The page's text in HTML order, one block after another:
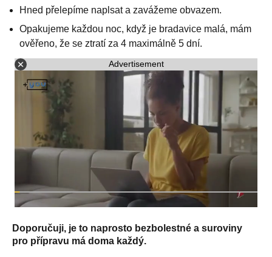
Hned přelepíme naplsat a zavážeme obvazem.
Opakujeme každou noc, když je bradavice malá, mám
ověřeno, že se ztratí za 4 maximálně 5 dní.
Advertisement
Doporučuji, je to naprosto bezbolestné a suroviny
pro přípravu má doma každý.